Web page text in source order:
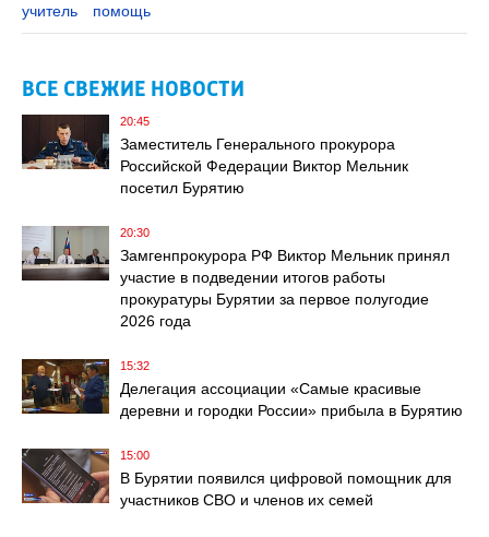
учитель помощь
ВСЕ СВЕЖИЕ НОВОСТИ
20:45
Заместитель Генерального прокурора
Российской Федерации Виктор Мельник
посетил Бурятию
20:30
Замгенпрокурора РФ Виктор Мельник принял
участие в подведении итогов работы
прокуратуры Бурятии за первое полугодие
2026 года
15:32
Делегация ассоциации «Самые красивые
деревни и городки России» прибыла в Бурятию
15:00
В Бурятии появился цифровой помощник для
участников СВО и членов их семей